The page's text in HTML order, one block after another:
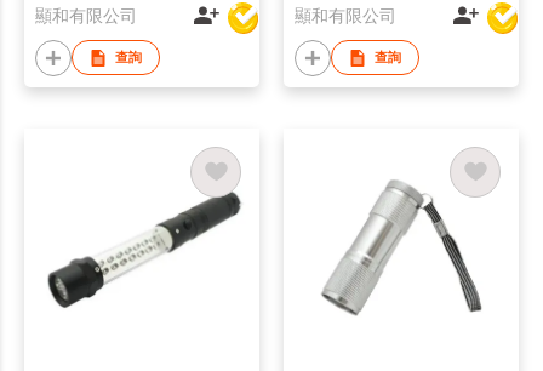
顯和有限公司
查詢
顯和有限公司
查詢